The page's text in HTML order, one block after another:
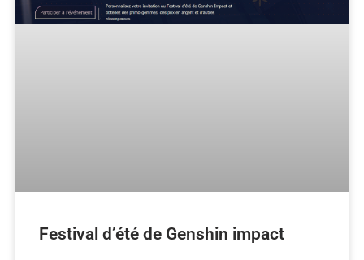
Festival d’été de Genshin impact